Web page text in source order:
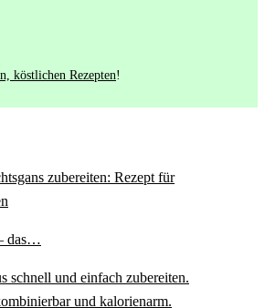
köstlichen Rezepten!
das…